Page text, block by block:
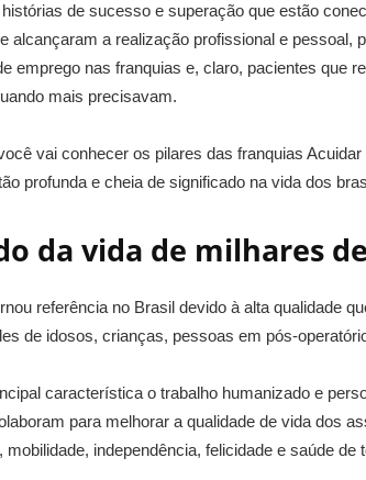
de sucesso e superação que estão
alcançaram a realização profissional e pessoal,
emprego nas franquias e, claro, pacientes que
mais precisavam.
vai conhecer os pilares das franquias
profunda e cheia de significado na vida dos
da vida de milhares
referência no Brasil devido à alta qualidade
de idosos, crianças, pessoas em pós-
característica o trabalho humanizado e
para melhorar a qualidade de vida dos
mobilidade, independência, felicidade e saúde de